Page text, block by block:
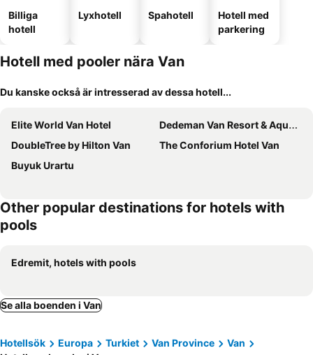
Billiga
hotell
Lyxhotell Spahotell
Hotell med
parkering
Hotell med pooler nära Van
Du kanske också är intresserad av dessa hotell...
Elite World Van Hotel
Dedeman Van Resort & Aquapark
DoubleTree by Hilton Van
The Conforium Hotel Van
Buyuk Urartu
Other popular destinations for hotels with
pools
Edremit, hotels with pools
Se alla boenden i Van
Hotellsök Europa Turkiet Van Province
Van